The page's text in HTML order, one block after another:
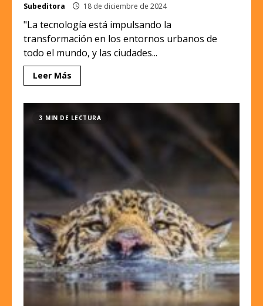
Subeditora 18 de diciembre de 2024
"La tecnología está impulsando la
transformación en los entornos urbanos de
todo el mundo, y las ciudades...
Leer Más
3 MIN DE LECTURA